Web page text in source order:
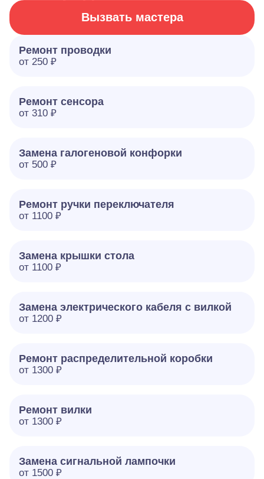
Вызвать мастера
Ремонт проводки
от 250 ₽
Ремонт сенсора
от 310 ₽
Замена галогеновой конфорки
от 500 ₽
Ремонт ручки переключателя
от 1100 ₽
Замена крышки стола
от 1100 ₽
Замена электрического кабеля с вилкой
от 1200 ₽
Ремонт распределительной коробки
от 1300 ₽
Ремонт вилки
от 1300 ₽
Замена сигнальной лампочки
от 1500 ₽